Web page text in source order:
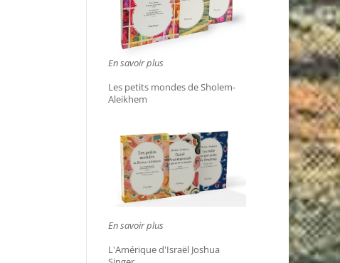
En savoir plus
Les petits mondes de Sholem-
Aleikhem
En savoir plus
L'Amérique d'Israël Joshua